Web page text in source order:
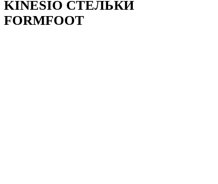
KINESIO СТЕЛЬКИ
FORMFOOT